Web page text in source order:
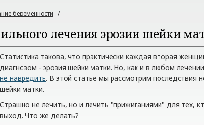
беременности /
лечения эрозии шейки
Статистика такова, что практически каждая вторая
диагнозом - эрозия шейки матки. Но, как и в любом
не навредить. В этой статье мы рассмотрим последствия
шейки матки.
Страшно не лечить, но и лечить "прижиганиями" для тех,
выход. Что же делать?